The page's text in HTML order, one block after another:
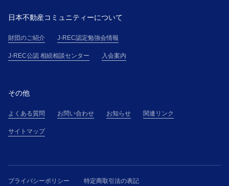
日本不動産コミュニティーについて
財団のご紹介 J-REC認定勉強会情報
J-REC公認 相続相談センター 入会案内
その他
よくある質問 お問い合わせ お知らせ 関連リンク
サイトマップ
プライバシーポリシー 特定商取引法の表記